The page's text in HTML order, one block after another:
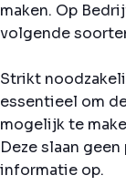
maken. Op
volgende
Strikt
essentieel om
mogelijk te
Deze slaan
informatie op.